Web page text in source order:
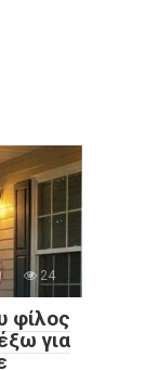
24
φίλος
για